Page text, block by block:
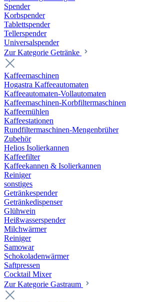
Spender
Korbspender
Tablettspender
Tellerspender
Universalspender
Zur Kategorie Getränke
Kaffeemaschinen
Hogastra Kaffeeautomaten
Kaffeeautomaten-Vollautomaten
Kaffeemaschinen-Korbfiltermaschinen
Kaffeemühlen
Kaffeestationen
Rundfiltermaschinen-Mengenbrüher
Zubehör
Helios Isolierkannen
Kaffeefilter
Kaffeekannen & Isolierkannen
Reiniger
sonstiges
Getränkespender
Getränkedispenser
Glühwein
Heißwasserspender
Milchwärmer
Reiniger
Samowar
Schokoladenwärmer
Saftpressen
Cocktail Mixer
Zur Kategorie Gastraum